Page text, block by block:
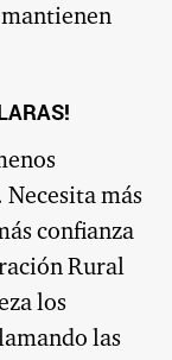
más
confianza
Rural
los
las